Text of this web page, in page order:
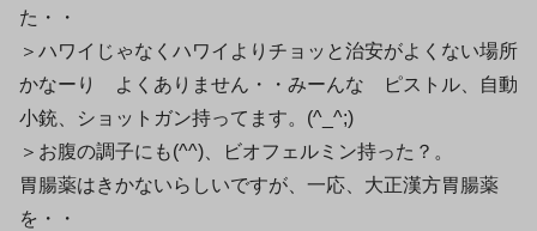
た・・
＞ハワイじゃなくハワイよりチョッと治安がよくない場所
かなーり よくありません・・みーんな ピストル、自動
小銃、ショットガン持ってます。(^_^;)
＞お腹の調子にも(^^)、ビオフェルミン持った？。
胃腸薬はきかないらしいですが、一応、大正漢方胃腸薬
を・・